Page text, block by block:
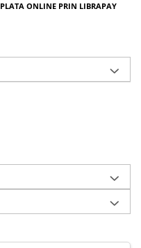
PLATA ONLINE PRIN LIBRAPAY